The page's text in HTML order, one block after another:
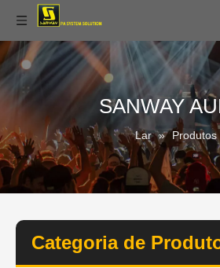
SANWAY
Lar » Produtos
Categoria de